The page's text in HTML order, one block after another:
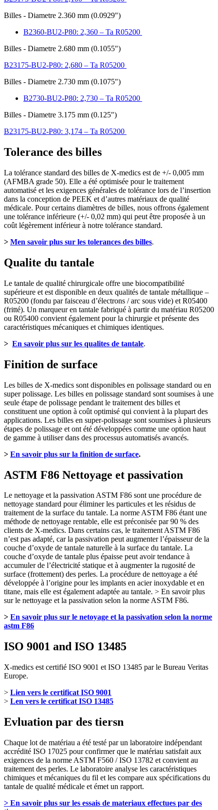
Billes - Diametre 2.360 mm (0.0929")
B2360-BU2-P80: 2,360 – Ta R05200
Billes - Diametre 2.680 mm (0.1055")
B23175-BU2-P80: 2,680 – Ta R05200
Billes - Diametre 2.730 mm (0.1075")
B2730-BU2-P80: 2,730 – Ta R05200
Billes - Diametre 3.175 mm (0.125")
B23175-BU2-P80: 3,174 – Ta R05200
Tolerance des billes
La tolérance standard des billes de X-medics est de +/- 0,005 mm
(AFMBA grade 50). Elle a été optimisée pour le traitement
automatisé et les exigences générales de tolérance lors de l’insertion
dans la conception de PEEK et d’autres matériaux de qualité
médicale. Pour certains diamètres de billes, nous offrons également
une tolérance inférieure (+/- 0,02 mm) qui peut être proposée à un
coût légèrement inférieur à notre tolérance standard.
> Men savoir plus sur les tolerances des billes.
Qualite du tantale
Le tantale de qualité chirurgicale offre une biocompatibilité
supérieure et est disponible en deux qualités de tantale métallique –
R05200 (fondu par faisceau d’électrons / arc sous vide) et R05400
(fritté). Un marqueur en tantale fabriqué à partir du matériau R05200
ou R05400 convient également pour la chirurgie et présente des
caractéristiques mécaniques et chimiques identiques.
> En savoir plus sur les qualites de tantale.
Finition de surface
Les billes de X-medics sont disponibles en polissage standard ou en
super polissage. Les billes en polissage standard sont soumises à une
seule étape de polissage pendant le traitement des billes et
constituent une option à coût optimisé qui convient à la plupart des
applications. Les billes en super-polissage sont soumises à plusieurs
étapes de polissage et ont été développées comme une option haut
de gamme à utiliser dans des processus automatisés avancés.
> En savoir plus sur la finition de surface.
ASTM F86 Nettoyage et passivation
Le nettoyage et la passivation ASTM F86 sont une procédure de
nettoyage standard pour éliminer les particules et les résidus de
traitement de la surface du tantale. La norme ASTM F86 étant une
méthode de nettoyage rentable, elle est préconisée par 90 % des
clients de X-medics. Dans certains cas, le traitement ASTM F86
n’est pas adapté, car la passivation peut augmenter l’épaisseur de la
couche d’oxyde de tantale naturelle à la surface du tantale. La
couche d’oxyde de tantale plus épaisse peut avoir tendance à
accumuler de l’électricité statique et à augmenter la rugosité de
surface (frottement) des perles. La procédure de nettoyage a été
développée à l’origine pour les implants en acier inoxydable et en
titane, mais elle est également adaptée au tantale. > En savoir plus
sur le nettoyage et la passivation selon la norme ASTM F86.
> En savoir plus sur le netoyage et la passivation selon la norme
astm F86
ISO 9001 and ISO 13485
X-medics est certifié ISO 9001 et ISO 13485 par le Bureau Veritas
Europe.
> Lien vers le certificat ISO 9001
> Len vers le certificat ISO 13485
Evluation par des tiersn
Chaque lot de matériau a été testé par un laboratoire indépendant
accrédité ISO 17025 pour confirmer que le matériau satisfait aux
exigences de la norme ASTM F560 / ISO 13782 et convient au
traitement des perles. Le laboratoire analyse les caractéristiques
chimiques et mécaniques du fil et les compare aux spécifications du
tantale de qualité médicale et émet un rapport.
> En savoir plus sur les essais de materiaux effectues par des